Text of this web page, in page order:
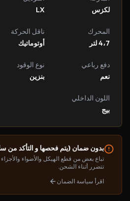
لكزس
LX
المحرك
4،7 لتر
ناقل الحركة
أوتوماتيك
دفع رباعي
نعم
نوع الوقود
بنزين
اللون الداخلي
بيج
بدون ضمان (يتم فحصها و التأكد من
تباع بعض من قطع الهيكل والأضواء
تتضرر أثناء الشحن.
اقرأ سياسة الضمان